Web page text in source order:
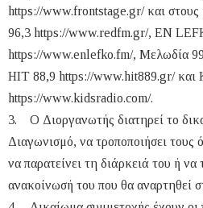
https://www.frontstage.gr/ και
96,3 https://www.redfm.gr/, EN
https://www.enlefko.fm/, Μελωδία
HIT 88,9 https://www.hit889.gr/ και
https://www.kidsradio.com/.
3. Ο Διοργανωτής διατηρεί το
Διαγωνισμό, να τροποποιήσει τους
να παρατείνει τη διάρκειά του ή
ανακοίνωσή του που θα αναρτηθεί